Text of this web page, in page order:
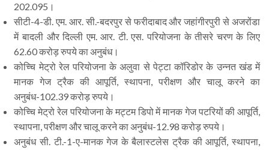
202.095।
सीटी-4-डी. एम. आर. सी.-बदरपुर से फरीदाबाद और जहांगीरपुरी से अजरोंडा
में बादली और दिल्ली एम. आर. टी. एस. परियोजना के तीसरे चरण के लिए
62.60 करोड़ रुपये का अनुबंध।
कोच्चि मेट्रो रेल परियोजना के अलुवा से पेट्टा कॉरिडोर के उन्नत खंड में
मानक गेज ट्रैक की आपूर्ति, स्थापना, परीक्षण और चालू करने का
अनुबंध-102.39 करोड़ रुपये।
कोच्चि मेट्रो रेल परियोजना के मट्टम डिपो में मानक गेज पटरियों की आपूर्ति,
स्थापना, परीक्षण और चालू करने का अनुबंध-12.98 करोड़ रुपये।
अनुबंध सी. टी.-1-ए-मानक गेज के बैलास्टलेस ट्रैक की आपूर्ति, स्थापना,